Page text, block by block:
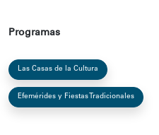
Programas
Las Casas de la Cultura
Efemérides y Fiestas Tradicionales